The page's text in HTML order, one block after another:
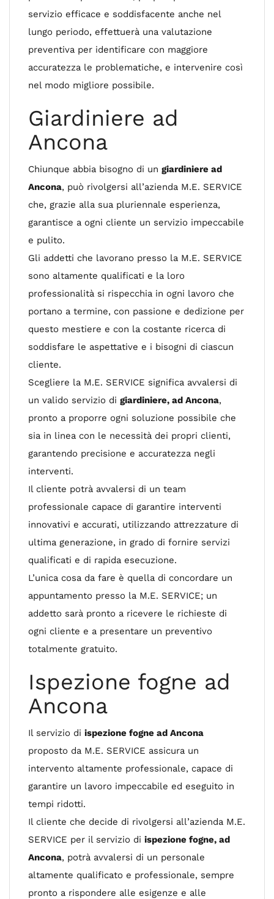
servizio efficace e soddisfacente anche nel
lungo periodo, effettuerà una valutazione
preventiva per identificare con maggiore
accuratezza le problematiche, e intervenire così
nel modo migliore possibile.
Giardiniere ad
Ancona
Chiunque abbia bisogno di un giardiniere ad
Ancona, può rivolgersi all’azienda M.E. SERVICE
che, grazie alla sua pluriennale esperienza,
garantisce a ogni cliente un servizio impeccabile
e pulito.
Gli addetti che lavorano presso la M.E. SERVICE
sono altamente qualificati e la loro
professionalità si rispecchia in ogni lavoro che
portano a termine, con passione e dedizione per
questo mestiere e con la costante ricerca di
soddisfare le aspettative e i bisogni di ciascun
cliente.
Scegliere la M.E. SERVICE significa avvalersi di
un valido servizio di giardiniere, ad Ancona,
pronto a proporre ogni soluzione possibile che
sia in linea con le necessità dei propri clienti,
garantendo precisione e accuratezza negli
interventi.
Il cliente potrà avvalersi di un team
professionale capace di garantire interventi
innovativi e accurati, utilizzando attrezzature di
ultima generazione, in grado di fornire servizi
qualificati e di rapida esecuzione.
L’unica cosa da fare è quella di concordare un
appuntamento presso la M.E. SERVICE; un
addetto sarà pronto a ricevere le richieste di
ogni cliente e a presentare un preventivo
totalmente gratuito.
Ispezione fogne ad
Ancona
Il servizio di ispezione fogne ad Ancona
proposto da M.E. SERVICE assicura un
intervento altamente professionale, capace di
garantire un lavoro impeccabile ed eseguito in
tempi ridotti.
Il cliente che decide di rivolgersi all’azienda M.E.
SERVICE per il servizio di ispezione fogne, ad
Ancona, potrà avvalersi di un personale
altamente qualificato e professionale, sempre
pronto a rispondere alle esigenze e alle